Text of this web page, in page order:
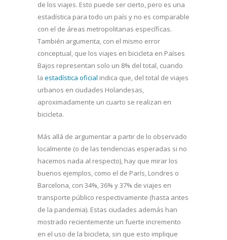
de los viajes. Esto puede ser cierto, pero es una
estadística para todo un país y no es comparable
con el de áreas metropolitanas específicas.
También argumenta, con el mismo error
conceptual, que los viajes en bicicleta en Países
Bajos representan solo un 8% del total, cuando
la estadística oficial indica que, del total de viajes
urbanos en ciudades Holandesas,
aproximadamente un cuarto se realizan en
bicicleta.
Más allá de argumentar a partir de lo observado
localmente (o de las tendencias esperadas si no
hacemos nada al respecto), hay que mirar los
buenos ejemplos, como el de París, Londres o
Barcelona, con 34%, 36% y 37% de viajes en
transporte público respectivamente (hasta antes
de la pandemia). Estas ciudades además han
mostrado recientemente un fuerte incremento
en el uso de la bicicleta, sin que esto implique